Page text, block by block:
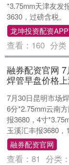
*3.75mm天津友发
3630，过磅含税。
龙坤投资配资
查看： 160 分类
融券配资官网
焊管早盘价格
7月30日昆明市场
6分*2.75mm云南
报3680，4寸
玉溪汇丰报3680，
融券配资官网
查看：81 分类：